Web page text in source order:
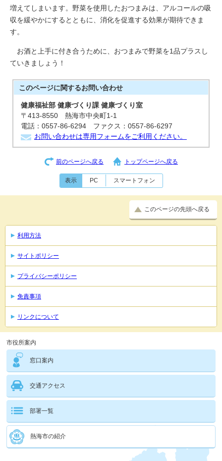
増えてしまいます。野菜を使用したおつまみは、アルコールの吸
収を緩やかにするとともに、消化を促進する効果が期待できま
す。
お酒と上手に付き合うために、おつまみで野菜を1品プラスし
ていきましょう！
このページに関するお問い合わせ
健康福祉部 健康づくり課 健康づくり室
〒413-8550 熱海市中央町1-1
電話：0557-86-6294 ファクス：0557-86-6297
お問い合わせは専用フォームをご利用ください。
前のページへ戻る トップページへ戻る
表示 PC スマートフォン
このページの先頭へ戻る
利用方法
サイトポリシー
プライバシーポリシー
免責事項
リンクについて
市役所案内
窓口案内
交通アクセス
部署一覧
熱海市の紹介